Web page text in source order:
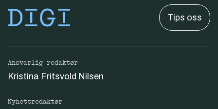
Tips oss
Ansvarlig redaktør
Kristina Fritsvold Nilsen
Nyhetsredaktør